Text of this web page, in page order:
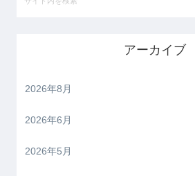
アーカイブ
2026年8月
2026年6月
2026年5月